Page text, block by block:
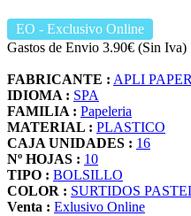
EO - Exclusivo Online
Gastos de Envio 3.90€ (Sin Iva)
FABRICANTE : APLI PAPER
IDIOMA : SPA
FAMILIA : Papeleria
MATERIAL : PLASTICO
CAJA UNIDADES : 16
Nº HOJAS : 10
TIPO : BOLSILLO
COLOR : SURTIDOS
Venta : Exlusivo Online